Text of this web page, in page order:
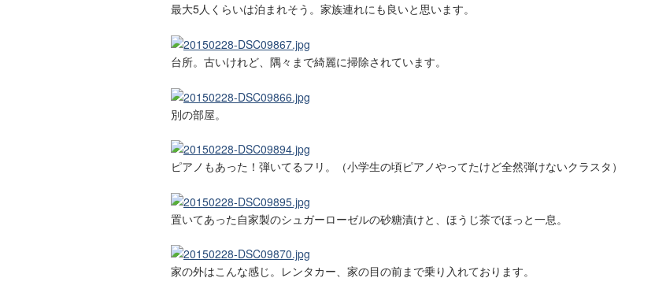
最大5人くらいは泊まれそう。家族連れにも良いと思います。
台所。古いけれど、隅々まで綺麗に掃除されています。
別の部屋。
ピアノもあった！弾いてるフリ。（小学生の頃ピアノやってたけど全然弾けないクラスタ）
置いてあった自家製のシュガーローゼルの砂糖漬けと、ほうじ茶でほっと一息。
家の外はこんな感じ。レンタカー、家の目の前まで乗り入れております。